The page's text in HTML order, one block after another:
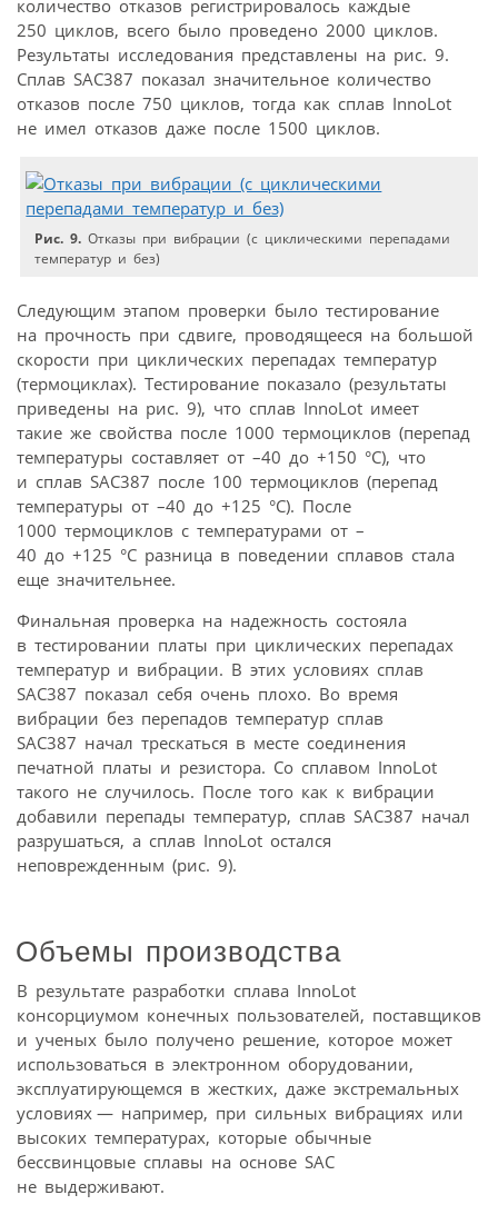
количество отказов регистрировалось каждые
250 циклов, всего было проведено 2000 циклов.
Результаты исследования представлены на рис. 9.
Сплав SAC387 показал значительное количество
отказов после 750 циклов, тогда как сплав InnoLot
не имел отказов даже после 1500 циклов.
Рис. 9. Отказы при вибрации (с циклическими перепадами
температур и без)
Следующим этапом проверки было тестирование
на прочность при сдвиге, проводящееся на большой
скорости при циклических перепадах температур
(термоциклах). Тестирование показало (результаты
приведены на рис. 9), что сплав InnoLot имеет
такие же свойства после 1000 термоциклов (перепад
температуры составляет от –40 до +150 °C), что
и сплав SAC387 после 100 термоциклов (перепад
температуры от –40 до +125 °C). После
1000 термоциклов с температурами от –
40 до +125 °C разница в поведении сплавов стала
еще значительнее.
Финальная проверка на надежность состояла
в тестировании платы при циклических перепадах
температур и вибрации. В этих условиях сплав
SAC387 показал себя очень плохо. Во время
вибрации без перепадов температур сплав
SAC387 начал трескаться в месте соединения
печатной платы и резистора. Со сплавом InnoLot
такого не случилось. После того как к вибрации
добавили перепады температур, сплав SAC387 начал
разрушаться, а сплав InnoLot остался
неповрежденным (рис. 9).
Объемы производства
В результате разработки сплава InnoLot
консорциумом конечных пользователей, поставщиков
и ученых было получено решение, которое может
использоваться в электронном оборудовании,
эксплуатирующемся в жестких, даже экстремальных
условиях — например, при сильных вибрациях или
высоких температурах, которые обычные
бессвинцовые сплавы на основе SAC
не выдерживают.